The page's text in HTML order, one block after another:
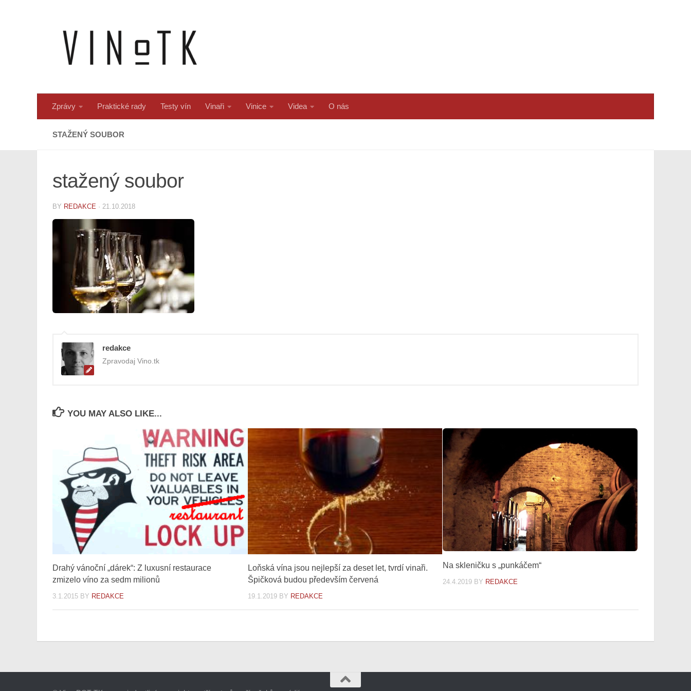
Zprávy Praktické rady Testy vín Vinaři Vinice Videa O nás
STAŽENÝ SOUBOR
stažený soubor
BY REDAKCE · 21.10.2018
redakce
Zpravodaj Vino.tk
YOU MAY ALSO LIKE...
Drahý vánoční „dárek“: Z luxusní restaurace
zmizelo víno za sedm milionů
3.1.2015 BY REDAKCE
Loňská vína jsou nejlepší za deset let, tvrdí vinaři.
Špičková budou především červená
19.1.2019BY REDAKCE
Na skleničku s „punkáčem“
24.4.2019 BY REDAKCE